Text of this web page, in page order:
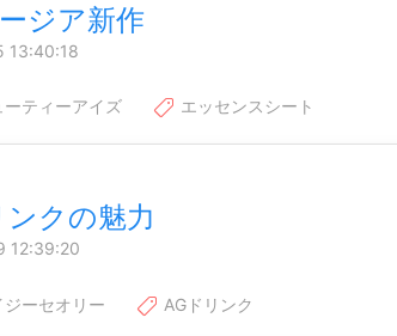
ジア新作
13:40:18
ーティーアイズ エッセンスシート
クの魅力
12:39:20
ジーセオリー AGドリンク